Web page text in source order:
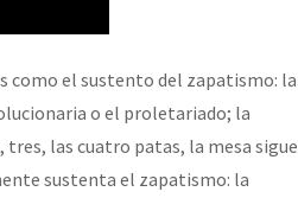
como el sustento del zapatismo: la
o el proletariado; la
las cuatro patas, la mesa sigue
sustenta el zapatismo: la